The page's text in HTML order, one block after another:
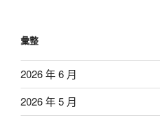
彙整
2026 年 6 月
2026 年 5 月